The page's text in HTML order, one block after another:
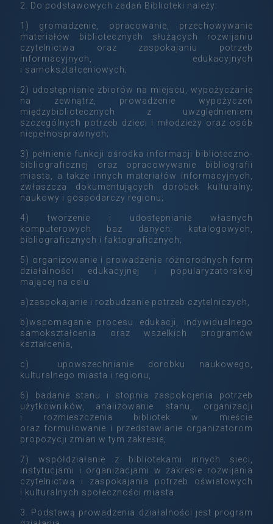
2. Do podstawowych zadań Biblioteki należy:
1) gromadzenie, opracowanie, przechowywanie
materiałów bibliotecznych służących rozwijaniu
czytelnictwa oraz zaspokajaniu potrzeb
informacyjnych, edukacyjnych
i samokształceniowych;
2) udostępnianie zbiorów na miejscu, wypożyczanie
na zewnątrz, prowadzenie wypożyczeń
międzybibliotecznych z uwzględnieniem
szczególnych potrzeb dzieci i młodzieży oraz osób
niepełnosprawnych;
3) pełnienie funkcji ośrodka informacji biblioteczno-
bibliograficznej oraz opracowywanie bibliografii
miasta, a także innych materiałów informacyjnych,
zwłaszcza dokumentujących dorobek kulturalny,
naukowy i gospodarczy regionu;
4) tworzenie i udostępnianie własnych
komputerowych baz danych: katalogowych,
bibliograficznych i faktograficznych;
5) organizowanie i prowadzenie różnorodnych form
działalności edukacyjnej i popularyzatorskiej
mającej na celu:
a)zaspokajanie i rozbudzanie potrzeb czytelniczych,
b)wspomaganie procesu edukacji, indywidualnego
samokształcenia oraz wszelkich programów
kształcenia,
c) upowszechnianie dorobku naukowego,
kulturalnego miasta i regionu,
6) badanie stanu i stopnia zaspokojenia potrzeb
użytkowników, analizowanie stanu, organizacji
i rozmieszczenia bibliotek w mieście
oraz formułowanie i przedstawianie organizatorom
propozycji zmian w tym zakresie;
7) współdziałanie z bibliotekami innych sieci,
instytucjami i organizacjami w zakresie rozwijania
czytelnictwa i zaspokajania potrzeb oświatowych
i kulturalnych społeczności miasta.
3. Podstawą prowadzenia działalności jest program